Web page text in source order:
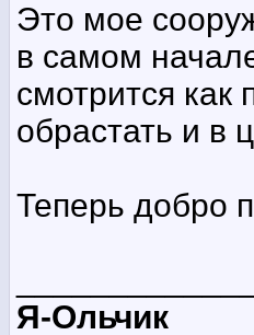
Это мое
в самом
смотрится как
обрастать и в
Теперь добро
Я-Ольчик